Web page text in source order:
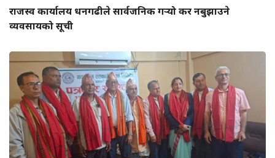
राजस्व कार्यालय धनगढीले सार्वजनिक गर्‍यो कर नबुझाउने
व्यवसायको सूची